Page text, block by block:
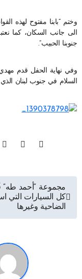
وختم “بابنا مفتوح لهذه
الى جانب السكان، كما
جنوبنا الحبيب”.
وفي نهاية الحفل قدم مهدي
السلام في جنوب لبنان
تصفّح
المقالات
مجموعة “أحمد
كل السيارات التي
الضاحية وغيرها